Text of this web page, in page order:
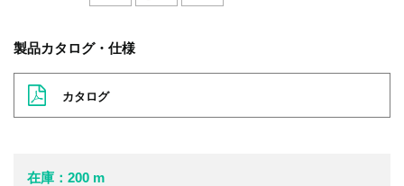
製品カタログ・仕様
カタログ
在庫：200 m